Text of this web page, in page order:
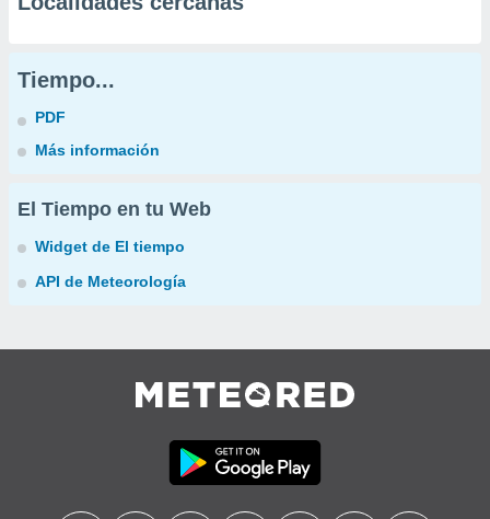
Tiempo...
PDF
Más información
El Tiempo en tu Web
Widget de El tiempo
API de Meteorología